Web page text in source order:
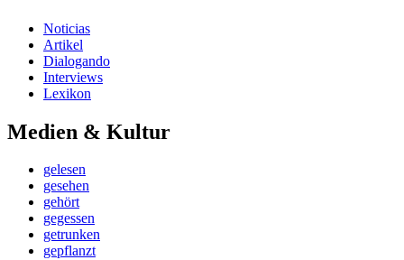
Noticias
Artikel
Dialogando
Interviews
Lexikon
Medien & Kultur
gelesen
gesehen
gehört
gegessen
getrunken
gepflanzt